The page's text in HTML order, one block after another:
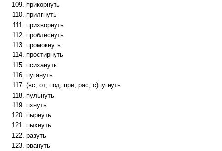
прикорнуть
прилгнуть
прихворнуть
проблесну́ть
промокнуть
простирнуть
психануть
пугануть
(вс, от, под, при, рас, с)пугнуть
пульнуть
пхнуть
пырнуть
пыхнуть
разуть
рвануть